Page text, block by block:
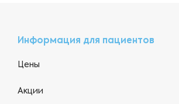
Информация для пациентов
Цены
Акции